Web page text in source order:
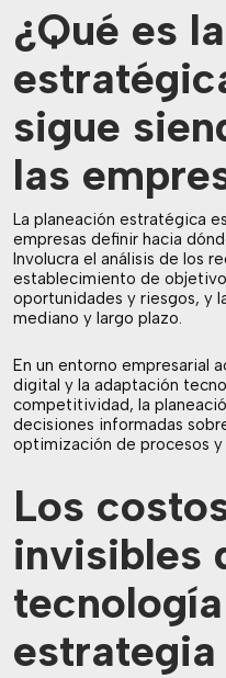
¿Qué es
sigue
las
La planeación estratégica
empresas definir hacia
Involucra el análisis de los
establecimiento de
oportunidades y riesgos, y
mediano y largo plazo.
En un entorno empresarial
digital y la adaptación
competitividad, la
decisiones informadas
optimización de procesos
Los
invisibles